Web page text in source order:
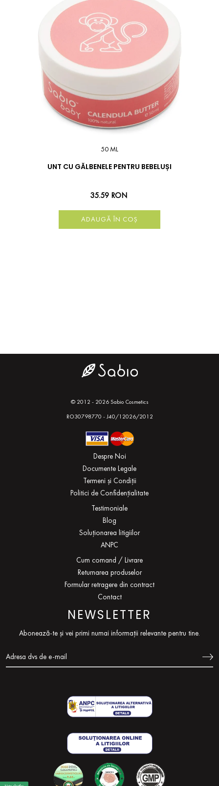
50 ML
UNT CU GĂLBENELE PENTRU BEBELUȘI
35.59 RON
ADAUGĂ ÎN COȘ
© 2012 - 2026 Sabio Cosmetics
RO30798770 - J40/12026/2012
Despre Noi
Documente Legale
Termeni și Condiții
Politici de Confidențialitate
Testimoniale
Blog
Soluționarea litigiilor
ANPC
Cum comand / Livrare
Returnarea produselor
Formular retragere din contract
Contact
NEWSLETTER
Abonează-te și vei primi numai informații relevante pentru tine.